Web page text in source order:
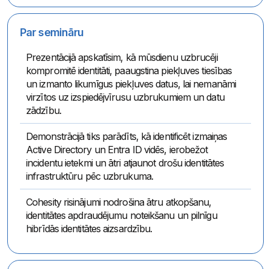
Par semināru
Prezentācijā apskatīsim, kā mūsdienu uzbrucēji
kompromitē identitāti, paaugstina piekļuves tiesības
un izmanto likumīgus piekļuves datus, lai nemanāmi
virzītos uz izspiedējvīrusu uzbrukumiem un datu
zādzību.
Demonstrācijā tiks parādīts, kā identificēt izmaiņas
Active Directory un Entra ID vidēs, ierobežot
incidentu ietekmi un ātri atjaunot drošu identitātes
infrastruktūru pēc uzbrukuma.
Cohesity risinājumi nodrošina ātru atkopšanu,
identitātes apdraudējumu noteikšanu un pilnīgu
hibrīdās identitātes aizsardzību.